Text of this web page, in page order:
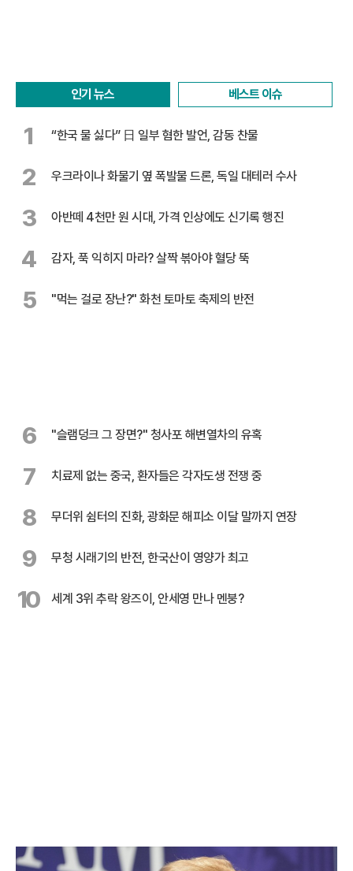
인기 뉴스 베스트 이슈
1 “한국 물 싫다” 日 일부 혐한 발언, 감동 찬물
2 우크라이나 화물기 옆 폭발물 드론, 독일 대테러 수사
3 아반떼 4천만 원 시대, 가격 인상에도 신기록 행진
4 감자, 푹 익히지 마라? 살짝 볶아야 혈당 뚝
5 "먹는 걸로 장난?" 화천 토마토 축제의 반전
6 "슬램덩크 그 장면?" 청사포 해변열차의 유혹
7 치료제 없는 중국, 환자들은 각자도생 전쟁 중
8 무더위 쉼터의 진화, 광화문 해피소 이달 말까지 연장
9 무청 시래기의 반전, 한국산이 영양가 최고
10 세계 3위 추락 왕즈이, 안세영 만나 멘붕?